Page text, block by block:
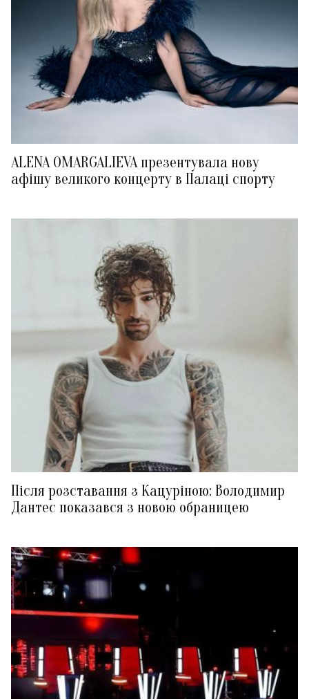
ALENA OMARGALIEVA презентувала нову
афішу великого концерту в Палаці спорту
Після розставання з Кацуріною: Володимир
Дантес показався з новою обраницею